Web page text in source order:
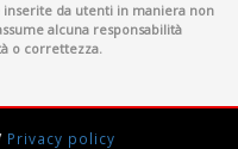
da utenti in maniera non
alcuna responsabilità
o correttezza.
Privacy policy